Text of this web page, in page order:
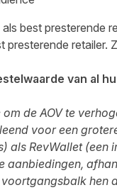
best presterende
retailer.
van al
de AOV te
voor een
als RevWallet (een
aanbiedingen,
hen